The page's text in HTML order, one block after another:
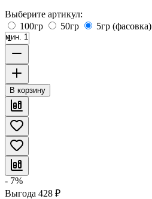
Выберите артикул:
100гр
50гр 5гр (фасовка)
мин. 1
В корзину
- 7%
Выгода 428 ₽